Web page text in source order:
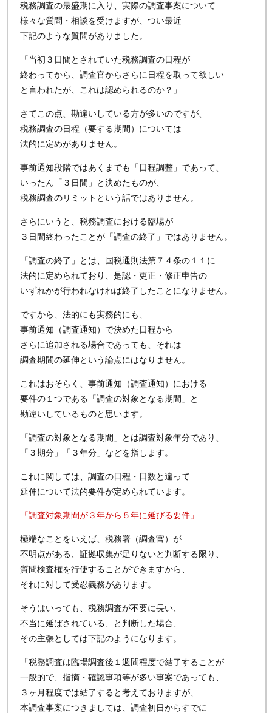
税務調査の最盛期に入り、実際の調査事案について
様々な質問・相談を受けますが、つい最近
下記のような質問がありました。
「当初３日間とされていた税務調査の日程が
終わってから、調査官からさらに日程を取って欲しい
と言われたが、これは認められるのか？」
さてこの点、勘違いしている方が多いのですが、
税務調査の日程（要する期間）については
法的に定めがありません。
事前通知段階ではあくまでも「日程調整」であって、
いったん「３日間」と決めたものが、
税務調査のリミットという話ではありません。
さらにいうと、税務調査における臨場が
３日間終わったことが「調査の終了」ではありません。
「調査の終了」とは、国税通則法第７４条の１１に
法的に定められており、是認・更正・修正申告の
いずれかが行われなければ終了したことになりません。
ですから、法的にも実務的にも、
事前通知（調査通知）で決めた日程から
さらに追加される場合であっても、それは
調査期間の延伸という論点にはなりません。
これはおそらく、事前通知（調査通知）における
要件の１つである「調査の対象となる期間」と
勘違いしているものと思います。
「調査の対象となる期間」とは調査対象年分であり、
「３期分」「３年分」などを指します。
これに関しては、調査の日程・日数と違って
延伸について法的要件が定められています。
「調査対象期間が３年から５年に延びる要件」
極端なことをいえば、税務署（調査官）が
不明点がある、証拠収集が足りないと判断する限り、
質問検査権を行使することができますから、
それに対して受忍義務があります。
そうはいっても、税務調査が不要に長い、
不当に延ばされている、と判断した場合、
その主張としては下記のようになります。
「税務調査は臨場調査後１週間程度で結了することが
一般的で、指摘・確認事項等が多い事案であっても、
３ヶ月程度では結了すると考えておりますが、
本調査事案につきましては、調査初日からすでに